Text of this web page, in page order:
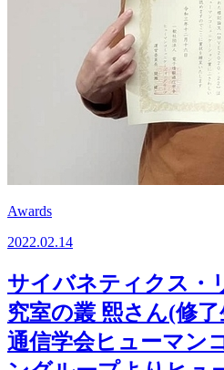
Awards
2022.02.14
サイバネティクス・
究室の叢 熙さん(修
通信学会ヒューマン